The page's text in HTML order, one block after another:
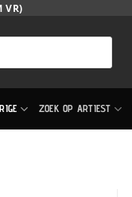
VR)
ZOEK OP ARTIEST